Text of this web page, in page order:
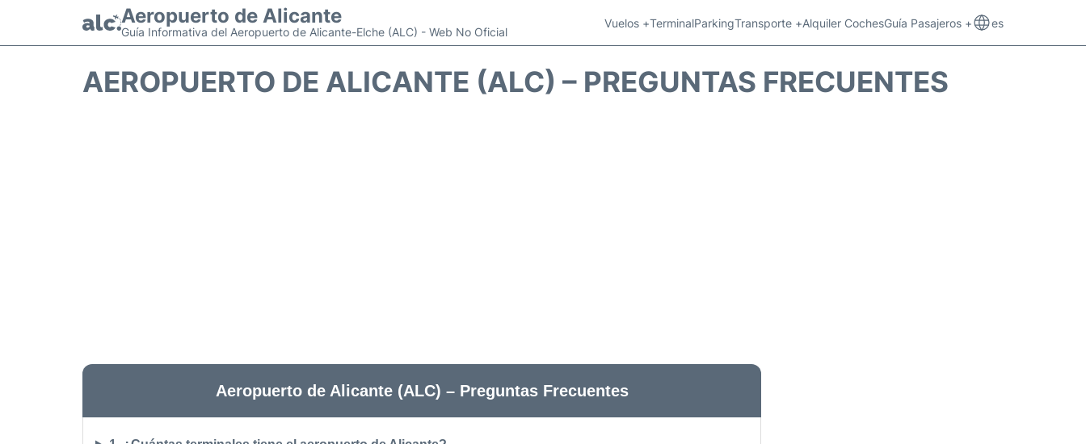
Aeropuerto de Alicante
Guía Informativa del Aeropuerto de Alicante-Elche (ALC) - Web No Oficial
Vuelos +TerminalParkingTransporte +Alquiler CochesGuía Pasajeros + es
AEROPUERTO DE ALICANTE (ALC) – PREGUNTAS FRECUENTES
Aeropuerto de Alicante (ALC) – Preguntas Frecuentes